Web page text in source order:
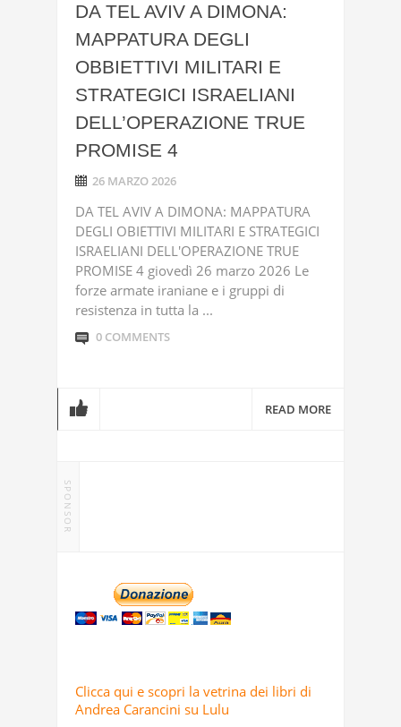
DA TEL AVIV A DIMONA:
MAPPATURA DEGLI
OBBIETTIVI MILITARI E
STRATEGICI ISRAELIANI
DELL’OPERAZIONE TRUE
PROMISE 4
26 MARZO 2026
DA TEL AVIV A DIMONA: MAPPATURA
DEGLI OBIETTIVI MILITARI E STRATEGICI
ISRAELIANI DELL'OPERAZIONE TRUE
PROMISE 4 giovedì 26 marzo 2026 Le
forze armate iraniane e i gruppi di
resistenza in tutta la ...
0 COMMENTS
READ MORE
SPONSOR
Clicca qui e scopri la vetrina dei libri di
Andrea Carancini su Lulu